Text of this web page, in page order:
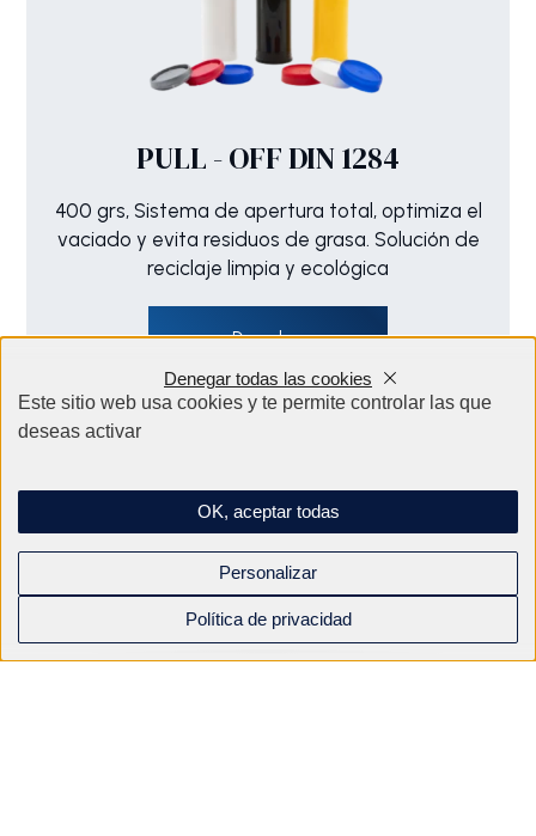
PULL - OFF DIN 1284
400 grs, Sistema de apertura total, optimiza el
vaciado y evita residuos de grasa. Solución de
reciclaje limpia y ecológica
Descubra
Este sitio web usa cookies y te permite controlar las que
deseas activar
OK, aceptar todas
Denegar todas las cookies
Personalizar
Política de privacidad